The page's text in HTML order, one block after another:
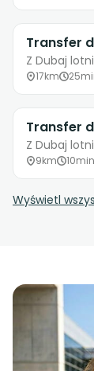
Transfer
Z Dubaj
17km
Transfer
Z Dubaj
9km 10min
Wyświetl